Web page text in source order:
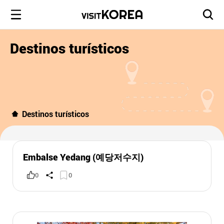
Destinos turísticos
Destinos turísticos
Embalse Yedang (예당저수지)
0 0